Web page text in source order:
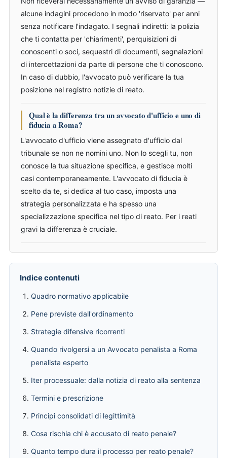
alcune indagini procedono in modo 'riservato' per anni
senza notificare l'indagato. I segnali indiretti: la polizia
che ti contatta per 'chiarimenti', perquisizioni di
conoscenti o soci, sequestri di documenti, segnalazioni
di intercettazioni da parte di persone che ti conoscono.
In caso di dubbio, l'avvocato può verificare la tua
posizione nel registro notizie di reato.
Qual è la differenza tra un avvocato d'ufficio e uno di
fiducia a Roma?
L'avvocato d'ufficio viene assegnato d'ufficio dal
tribunale se non ne nomini uno. Non lo scegli tu, non
conosce la tua situazione specifica, e gestisce molti
casi contemporaneamente. L'avvocato di fiducia è
scelto da te, si dedica al tuo caso, imposta una
strategia personalizzata e ha spesso una
specializzazione specifica nel tipo di reato. Per i reati
gravi la differenza è cruciale.
Indice contenuti
Quadro normativo applicabile
Pene previste dall'ordinamento
Strategie difensive ricorrenti
Quando rivolgersi a un Avvocato penalista a Roma
penalista esperto
Iter processuale: dalla notizia di reato alla sentenza
Termini e prescrizione
Principi consolidati di legittimità
Cosa rischia chi è accusato di reato penale?
Quanto tempo dura il processo per reato penale?